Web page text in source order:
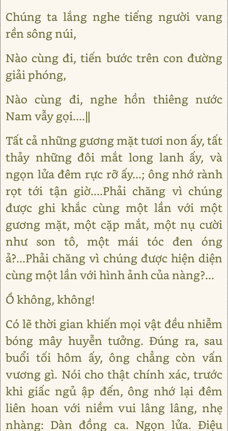
Chúng ta lắng nghe tiếng người vang
rền sông núi,
Nào cùng đi, tiến bước trên con đường
giải phóng,
Nào cùng đi, nghe hồn thiêng nước
Nam vẫy gọi....‖
Tất cả những gương mặt tươi non ấy, tất
thảy những đôi mắt long lanh ấy, và
ngọn lửa đêm rực rỡ ấy...; ông nhớ rành
rọt tới tận giờ....Phải chăng vì chúng
được ghi khắc cùng một lần với một
gương mặt, một cặp mắt, một nụ cười
như son tô, một mái tóc đen óng
ả?...Phải chăng vì chúng được hiện diện
cùng một lần với hình ảnh của nàng?...
Ồ không, không!
Có lẽ thời gian khiến mọi vật đều nhiễm
bóng mây huyễn tưởng. Đúng ra, sau
buổi tối hôm ấy, ông chẳng còn vấn
vương gì. Nói cho thật chính xác, trước
khi giấc ngủ ập đến, ông nhớ lại đêm
liên hoan với niềm vui lâng lâng, nhẹ
nhàng: Dàn đồng ca. Ngọn lửa. Điệu